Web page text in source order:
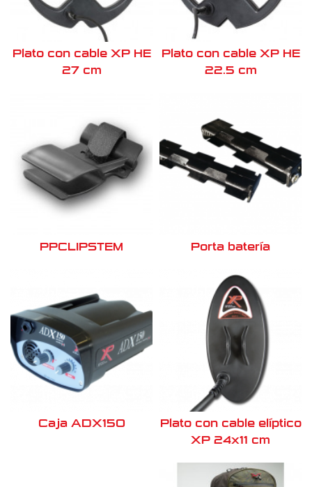
Plato con cable XP HE
27 cm
Plato con cable XP HE
22.5 cm
PPCLIPSTEM Porta batería
Caja ADX150
Plato con cable elíptico
XP 24x11 cm